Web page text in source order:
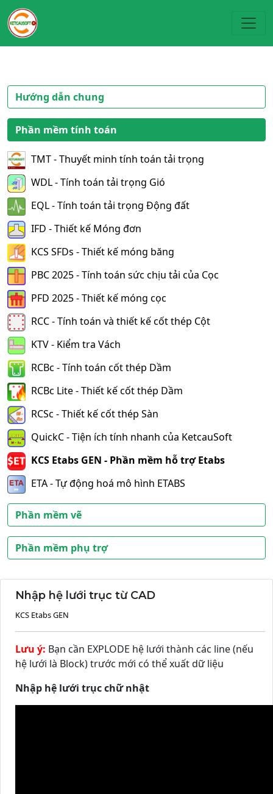
Hướng dẫn chung
Phần mềm tính toán
TMT - Thuyết minh tính toán tải trọng
WDL - Tính toán tải trọng Gió
EQL - Tính toán tải trọng Động đất
IFD - Thiết kế Móng đơn
KCS SFDs - Thiết kế móng băng
PBC 2025 - Tính toán sức chịu tải của Cọc
PFD 2025 - Thiết kế móng cọc
RCC - Tính toán và thiết kế cốt thép Cột
KTV - Kiểm tra Vách
RCBc - Tính toán cốt thép Dầm
RCBc Lite - Thiết kế cốt thép Dầm
RCSc - Thiết kế cốt thép Sàn
QuickC - Tiện ích tính nhanh của KetcauSoft
KCS Etabs GEN - Phần mềm hỗ trợ Etabs
ETA - Tự động hoá mô hình ETABS
Phần mềm vẽ
Phần mềm phụ trợ
Nhập hệ lưới trục từ CAD
KCS Etabs GEN
Lưu ý: Bạn cần EXPLODE hệ lưới thành các line (nếu
hệ lưới là Block) trước mới có thể xuất dữ liệu
Nhập hệ lưới trục chữ nhật